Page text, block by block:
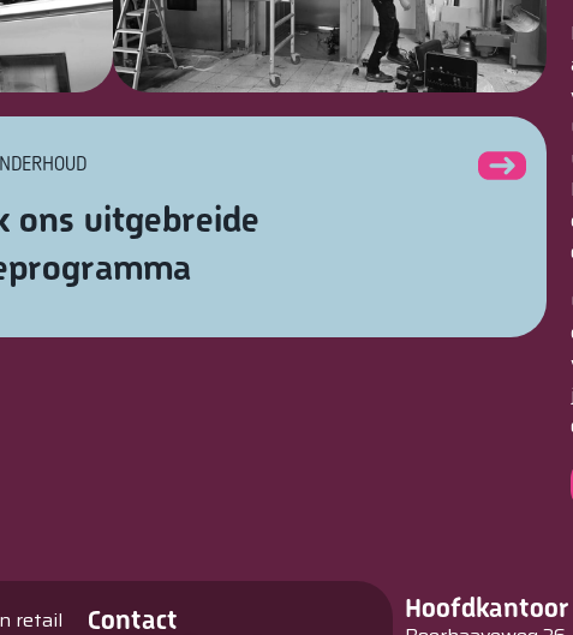
ons uitgebreide
retail Contact Hoofdkantoor